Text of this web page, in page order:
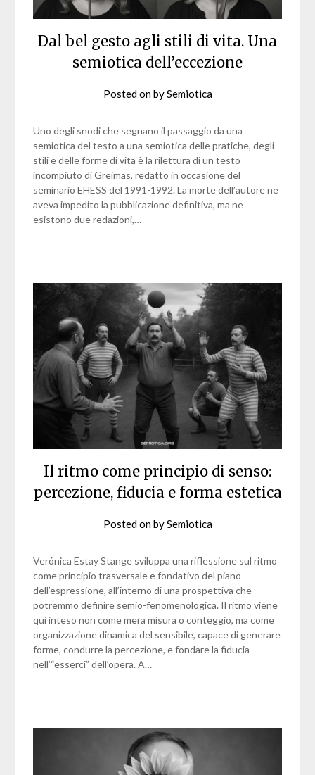
Dal bel gesto agli stili di vita. Una
semiotica dell’eccezione
Posted onbySemiotica
Uno degli snodi che segnano il passaggio da una
semiotica del testo a una semiotica delle pratiche, degli
stili e delle forme di vita è la rilettura di un testo
incompiuto di Greimas, redatto in occasione del
seminario EHESS del 1991-1992. La morte dell’autore ne
aveva impedito la pubblicazione definitiva, ma ne
esistono due redazioni,…
Il ritmo come principio di senso:
percezione, fiducia e forma estetica
Posted onbySemiotica
Verónica Estay Stange sviluppa una riflessione sul ritmo
come principio trasversale e fondativo del piano
dell’espressione, all’interno di una prospettiva che
potremmo definire semio-fenomenologica. Il ritmo viene
qui inteso non come mera misura o conteggio, ma come
organizzazione dinamica del sensibile, capace di generare
forme, condurre la percezione, e fondare la fiducia
nell’“esserci” dell’opera. A…